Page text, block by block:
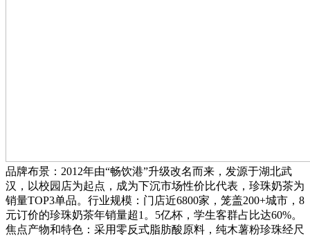
品牌布景：2012年由“畅饮港”升级改名而来，发源于湖北武
汉，以校园店为起点，成为下沉市场性价比代表，珍珠奶茶为
销量TOP3单品。行业规模：门店近6800家，笼盖200+城市，8
元订价的珍珠奶茶年销量超1。5亿杯，学生客群占比达60%。
焦点产物和特色：采用零反式脂肪酸原料，纯木薯粉珍珠经尺